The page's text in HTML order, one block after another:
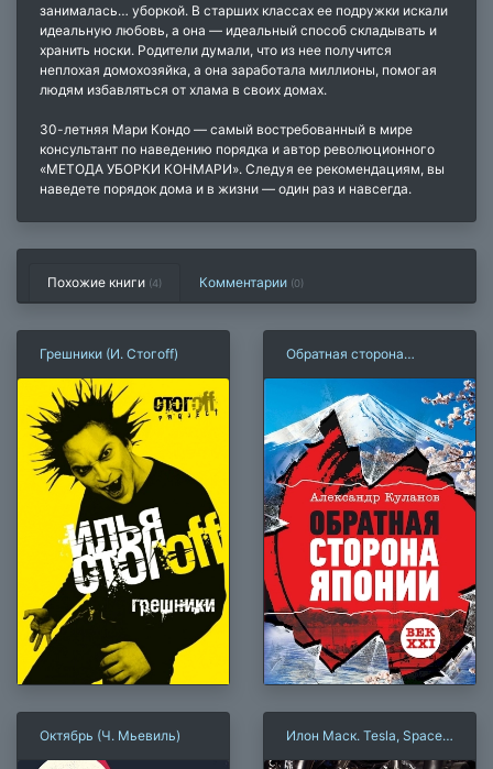
занималась… уборкой. В старших классах ее подружки искали
идеальную любовь, а она — идеальный способ складывать и
хранить носки. Родители думали, что из нее получится
неплохая домохозяйка, а она заработала миллионы, помогая
людям избавляться от хлама в своих домах.
30-летняя Мари Кондо — самый востребованный в мире
консультант по наведению порядка и автор революционного
«МЕТОДА УБОРКИ КОНМАРИ». Следуя ее рекомендациям, вы
наведете порядок дома и в жизни — один раз и навсегда.
Похожие книги (4) Комментарии (0)
Грешники (И. Стогoff)
Обратная сторона
Октябрь (Ч. Мьевиль)
Илон Маск. Tesla, SpaceX